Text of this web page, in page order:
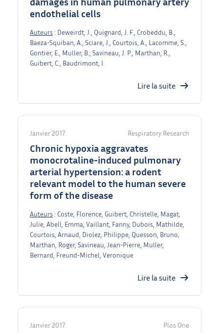
endothelial cells
Auteurs : Deweirdt, J., Quignard, J. F., Crobeddu, B.,
Baeza-Squiban, A., Sciare, J., Courtois, A., Lacomme, S.,
Gontier, E., Muller, B., Savineau, J. P., Marthan, R.,
Guibert, C., Baudrimont, I.
Lire la suite
Janvier 2017 Respiratory Research
Chronic hypoxia aggravates
monocrotaline-induced pulmonary
arterial hypertension: a rodent
relevant model to the human severe
form of the disease
Auteurs : Coste, Florence, Guibert, Christelle, Magat,
Julie, Abell, Emma, Vaillant, Fanny, Dubois, Mathilde,
Courtois, Arnaud, Diolez, Philippe, Quesson, Bruno,
Marthan, Roger, Savineau, Jean-Pierre, Muller,
Bernard, Freund-Michel, Veronique
Lire la suite
Janvier 2017 Plos One